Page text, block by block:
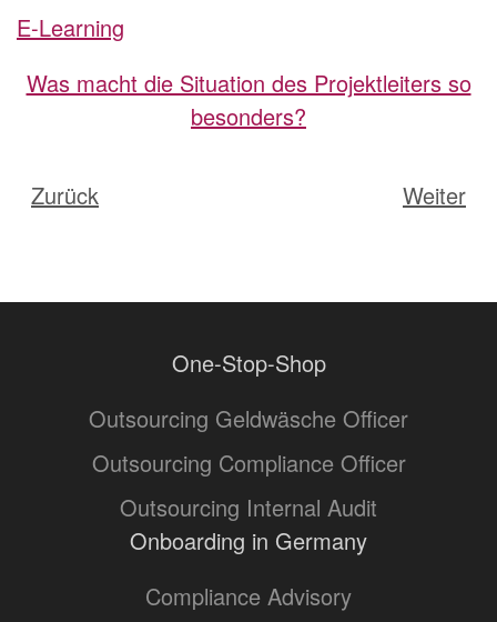
E-Learning
Was macht die Situation des Projektleiters so
besonders?
Zurück Weiter
One-Stop-Shop
Outsourcing Geldwäsche Officer
Outsourcing Compliance Officer
Outsourcing Internal Audit
Onboarding in Germany
Compliance Advisory